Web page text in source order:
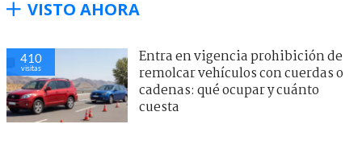
VISTO AHORA
410
visitas
Entra en vigencia prohibición de
remolcar vehículos con cuerdas o
cadenas: qué ocupar y cuánto
cuesta